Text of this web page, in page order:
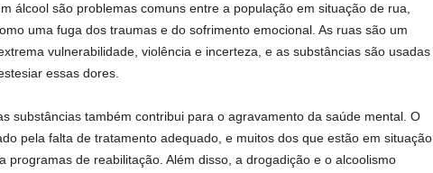
álcool são problemas comuns entre a população em situação de rua,
uma fuga dos traumas e do sofrimento emocional. As ruas são um
vulnerabilidade, violência e incerteza, e as substâncias são usadas
essas dores.
substâncias também contribui para o agravamento da saúde mental. O
pela falta de tratamento adequado, e muitos dos que estão em situação
programas de reabilitação. Além disso, a drogadição e o alcoolismo